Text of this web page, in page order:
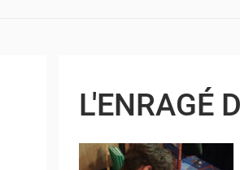
L'ENRAGÉ